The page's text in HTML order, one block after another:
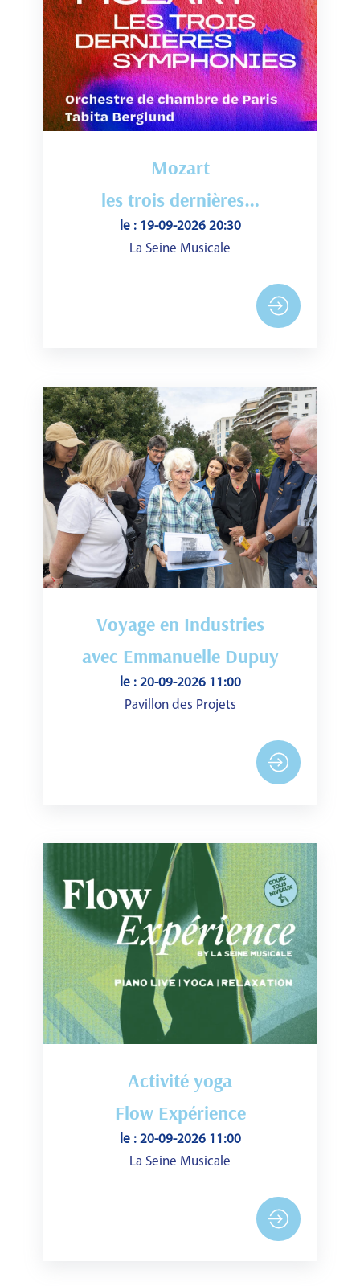
Mozart
les trois dernières…
le : 19-09-2026 20:30
La Seine Musicale
Voyage en Industries
avec Emmanuelle Dupuy
le : 20-09-2026 11:00
Pavillon des Projets
Activité yoga
Flow Expérience
le : 20-09-2026 11:00
La Seine Musicale